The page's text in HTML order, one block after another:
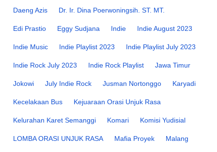
Daeng Azis Dr. Ir. Dina Poerwoningsih. ST. MT.
Edi Prastio Eggy Sudjana Indie Indie August 2023
Indie Music Indie Playlist 2023 Indie Playlist July 2023
Indie Rock July 2023 Indie Rock Playlist Jawa Timur
Jokowi July Indie Rock Jusman Nortonggo Karyadi
Kecelakaan Bus Kejuaraan Orasi Unjuk Rasa
Kelurahan Karet Semanggi Komari Komisi Yudisial
LOMBA ORASI UNJUK RASA Mafia Proyek Malang